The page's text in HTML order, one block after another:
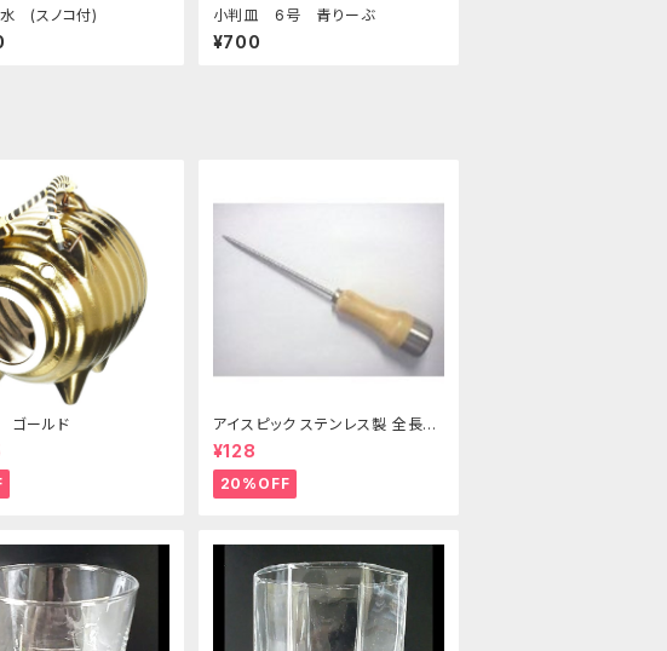
(スノコ付) 小判皿 6号 青りーぶ
¥700
ゴールド
アイスピック ステンレス製 全長21
5ｍｍ
¥128
20%OFF